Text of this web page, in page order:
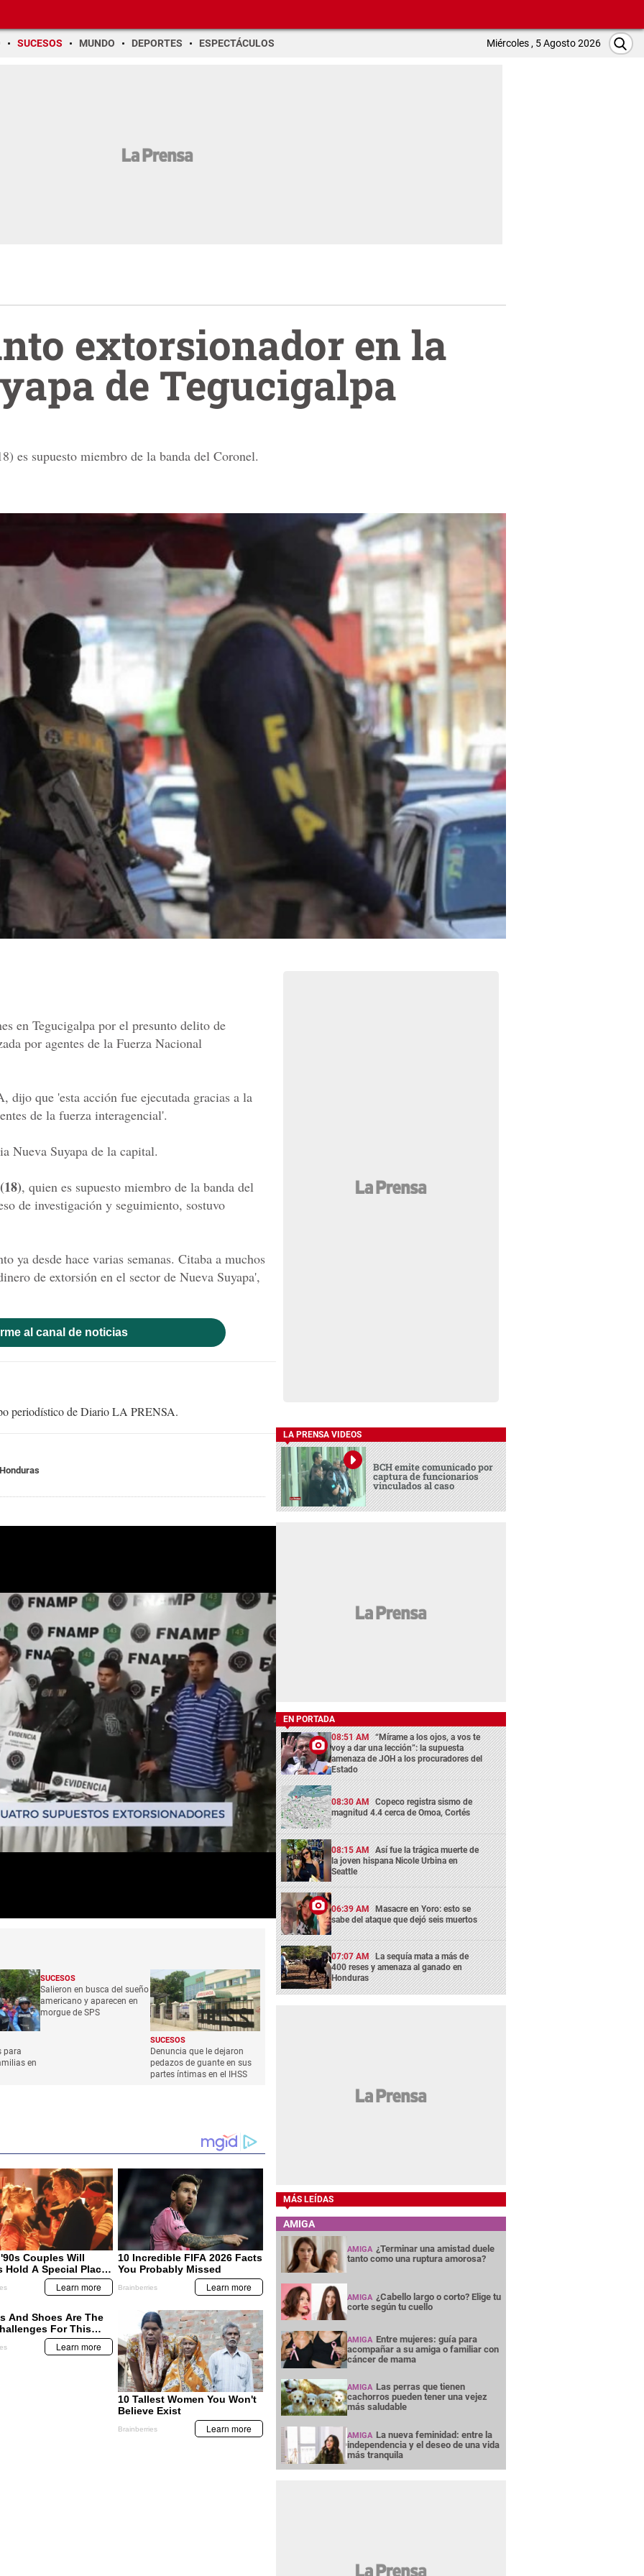
SUCESOS MUNDO DEPORTES ESPECTÁCULOS Miércoles , 5 Agosto 2026
extorsionador en la
de Tegucigalpa
es supuesto miembro de la banda del Coronel.
en Tegucigalpa por el presunto delito de
por agentes de la Fuerza Nacional
dijo que 'esta acción fue ejecutada gracias a la
de la fuerza interagencial'.
Nueva Suyapa de la capital.
, quien es supuesto miembro de la banda del
de investigación y seguimiento, sostuvo
ya desde hace varias semanas. Citaba a muchos
de extorsión en el sector de Nueva Suyapa',
al canal de noticias
periodístico de Diario LA PRENSA.
para
en
SUCESOS
Salieron en busca del sueño
americano y aparecen en
morgue de SPS
SUCESOS
Denuncia que le dejaron
pedazos de guante en sus
partes íntimas en el IHSS
LA PRENSA VIDEOS
BCH emite comunicado por
captura de funcionarios
vinculados al caso
EN PORTADA
08:51 AM “Mírame a los ojos, a vos te
voy a dar una lección”: la supuesta
amenaza de JOH a los procuradores del
Estado
08:30 AM Copeco registra sismo de
magnitud 4.4 cerca de Omoa, Cortés
08:15 AM Así fue la trágica muerte de
la joven hispana Nicole Urbina en
Seattle
06:39 AM Masacre en Yoro: esto se
sabe del ataque que dejó seis muertos
07:07 AM La sequía mata a más de
400 reses y amenaza al ganado en
Honduras
MÁS LEÍDAS
AMIGA
AMIGA ¿Terminar una amistad duele
tanto como una ruptura amorosa?
AMIGA ¿Cabello largo o corto? Elige tu
corte según tu cuello
AMIGA Entre mujeres: guía para
acompañar a su amiga o familiar con
cáncer de mama
AMIGA Las perras que tienen
cachorros pueden tener una vejez
más saludable
AMIGA La nueva feminidad: entre la
independencia y el deseo de una vida
más tranquila